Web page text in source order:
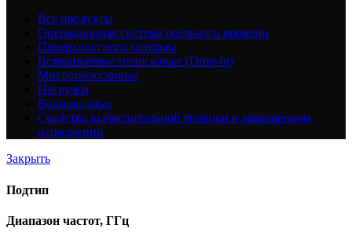
Все продукты
Операционная система реального времени
Поверхностного монтажа
Встраиваемые полосковые (Drop-In)
Микрополосковые
Нагрузки
Волноводные
Средства вычислительной техники в защищенном
исполнении
Закрыть
Подтип
Диапазон частот, ГГц